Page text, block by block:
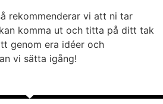
rekommenderar vi att ni tar
komma ut och titta på ditt tak
genom era idéer och
vi sätta igång!